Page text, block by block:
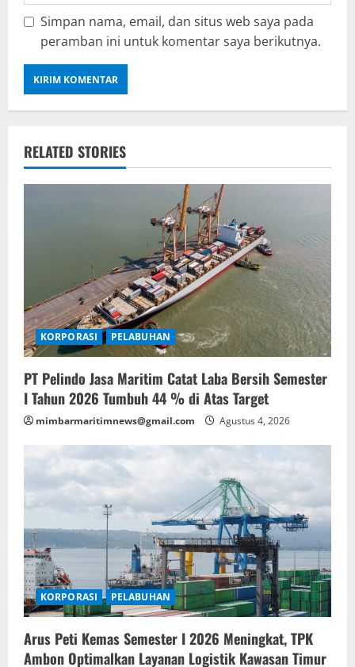
Simpan nama, email, dan situs web saya pada
peramban ini untuk komentar saya berikutnya.
RELATED STORIES
KORPORASI PELABUHAN
PT Pelindo Jasa Maritim Catat Laba Bersih Semester
I Tahun 2026 Tumbuh 44 % di Atas Target
mimbarmaritimnews@gmail.com Agustus 4, 2026
KORPORASI PELABUHAN
Arus Peti Kemas Semester I 2026 Meningkat, TPK
Ambon Optimalkan Layanan Logistik Kawasan Timur